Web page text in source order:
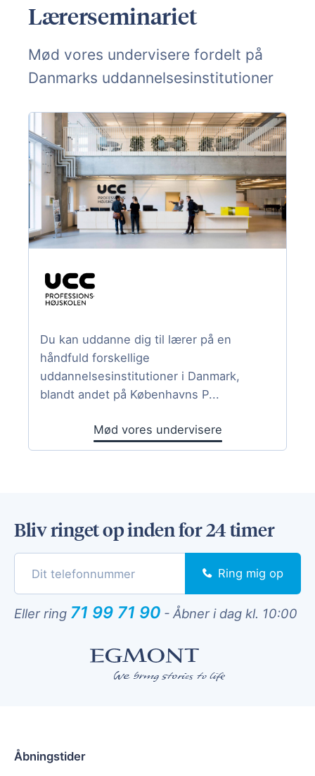
Lærerseminariet
Mød vores undervisere fordelt på
Danmarks uddannelsesinstitutioner
Du kan uddanne dig til lærer på en
håndfuld forskellige
uddannelsesinstitutioner i Danmark,
blandt andet på Københavns P...
Mød vores undervisere
Bliv ringet op inden for 24 timer
Ring mig op
Eller ring 71 99 71 90 - Åbner i dag kl. 10:00
Åbningstider